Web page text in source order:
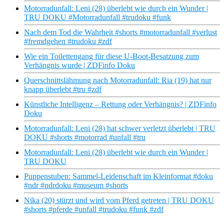
Motorradunfall: Leni (28) überlebt wie durch ein Wunder |
TRU DOKU #Motorradunfall #trudoku #funk
Nach dem Tod die Wahrheit #shorts #motorradunfall #verlust
#fremdgehen #trudoku #zdf
Wie ein Toilettengang für diese U-Boot-Besatzung zum
Verhängnis wurde | ZDFinfo Doku
Querschnittslähmung nach Motorradunfall: Ria (19) hat nur
knapp überlebt #tru #zdf
Künstliche Intelligenz – Rettung oder Verhängnis? | ZDFinfo
Doku
Motorradunfall: Leni (28) hat schwer verletzt überlebt | TRU
DOKU #shorts #motorrad #unfall #tru
Motorradunfall: Leni (28) überlebt wie durch ein Wunder |
TRU DOKU
Puppenstuben: Sammel-Leidenschaft im Kleinformat #doku
#ndr #ndrdoku #museum #shorts
Nika (20) stürzt und wird vom Pferd getreten | TRU DOKU
#shorts #pferde #unfall #trudoku #funk #zdf